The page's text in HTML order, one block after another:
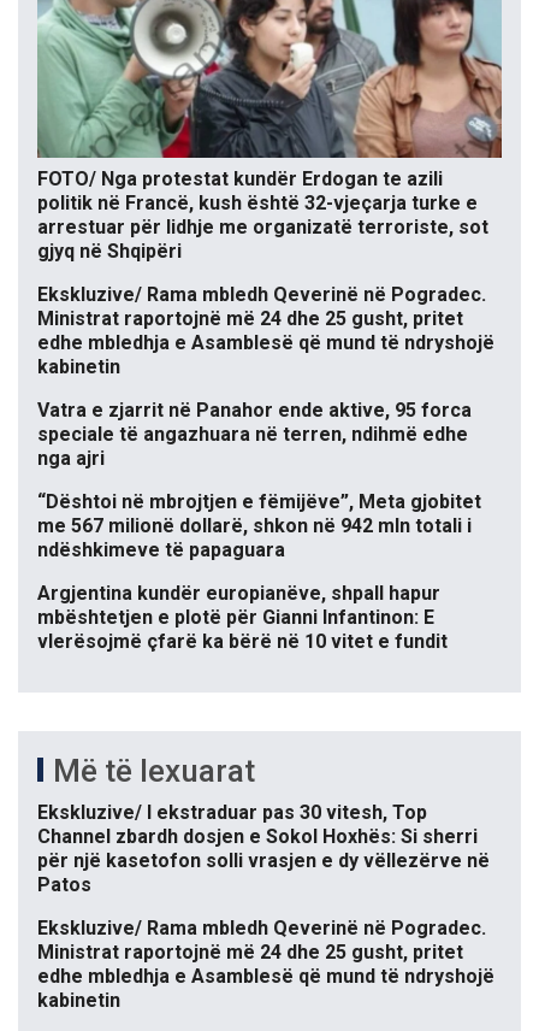
FOTO/ Nga protestat kundër Erdogan te azili
politik në Francë, kush është 32-vjeçarja turke e
arrestuar për lidhje me organizatë terroriste, sot
gjyq në Shqipëri
Ekskluzive/ Rama mbledh Qeverinë në Pogradec.
Ministrat raportojnë më 24 dhe 25 gusht, pritet
edhe mbledhja e Asamblesë që mund të ndryshojë
kabinetin
Vatra e zjarrit në Panahor ende aktive, 95 forca
speciale të angazhuara në terren, ndihmë edhe
nga ajri
“Dështoi në mbrojtjen e fëmijëve”, Meta gjobitet
me 567 milionë dollarë, shkon në 942 mln totali i
ndëshkimeve të papaguara
Argjentina kundër europianëve, shpall hapur
mbështetjen e plotë për Gianni Infantinon: E
vlerësojmë çfarë ka bërë në 10 vitet e fundit
Më të lexuarat
Ekskluzive/ I ekstraduar pas 30 vitesh, Top
Channel zbardh dosjen e Sokol Hoxhës: Si sherri
për një kasetofon solli vrasjen e dy vëllezërve në
Patos
Ekskluzive/ Rama mbledh Qeverinë në Pogradec.
Ministrat raportojnë më 24 dhe 25 gusht, pritet
edhe mbledhja e Asamblesë që mund të ndryshojë
kabinetin